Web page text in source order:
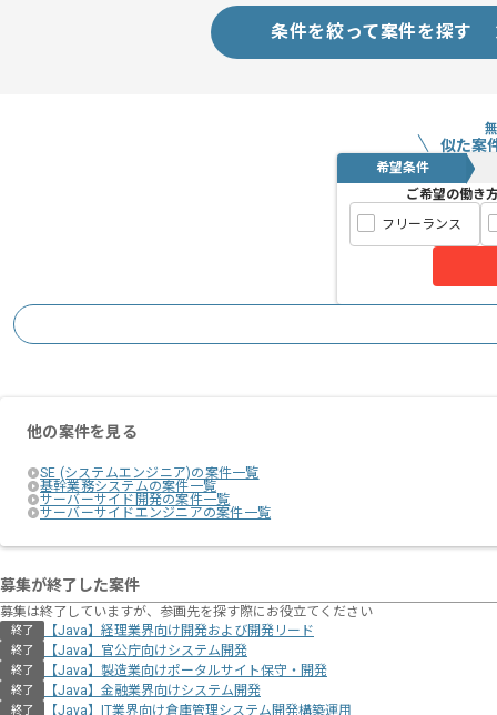
条件を絞って案件を探す
似た案
希望条件
ご希望の働き
フリーランス
他の案件を見る
SE (システムエンジニア)の案件一覧
基幹業務システムの案件一覧
サーバーサイド開発の案件一覧
サーバーサイドエンジニアの案件一覧
募集が終了した案件
募集は終了していますが、参画先を探す際にお役立てください
終了 【Java】経理業界向け開発および開発リード
終了 【Java】官公庁向けシステム開発
終了 【Java】製造業向けポータルサイト保守・開発
終了 【Java】金融業界向けシステム開発
終了 【Java】IT業界向け倉庫管理システム開発構築運用